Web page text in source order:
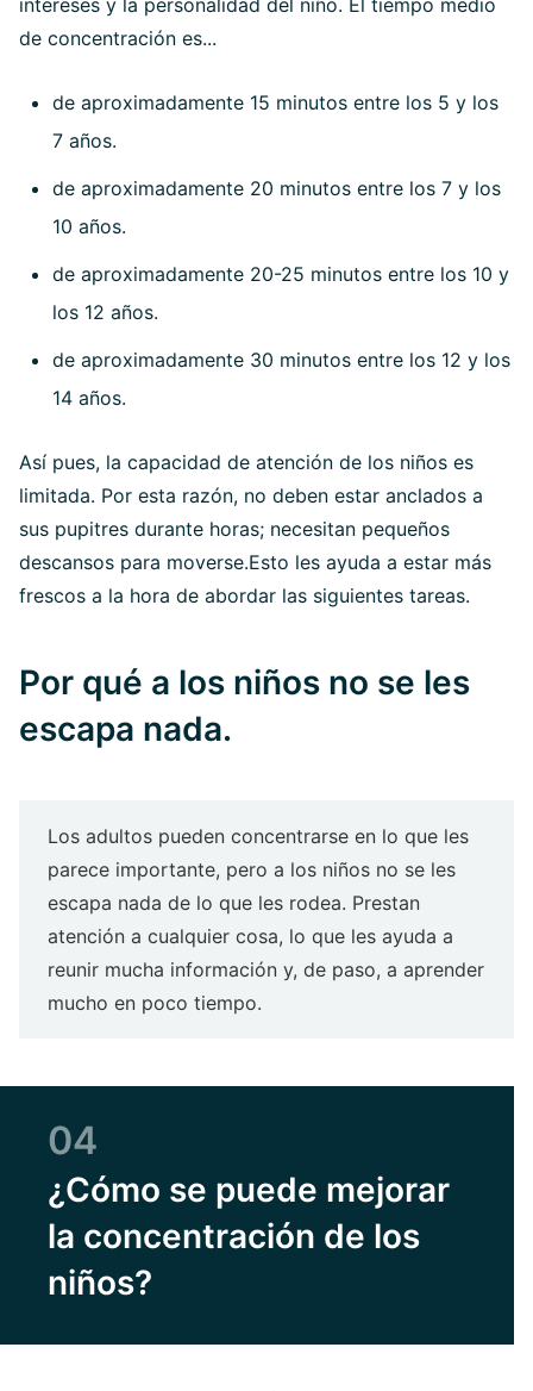
intereses y la personalidad del niño. El tiempo medio
de concentración es...
de aproximadamente 15 minutos entre los 5 y los
7 años.
de aproximadamente 20 minutos entre los 7 y los
10 años.
de aproximadamente 20-25 minutos entre los 10 y
los 12 años.
de aproximadamente 30 minutos entre los 12 y los
14 años.
Así pues, la capacidad de atención de los niños es
limitada. Por esta razón, no deben estar anclados a
sus pupitres durante horas; necesitan pequeños
descansos para moverse.Esto les ayuda a estar más
frescos a la hora de abordar las siguientes tareas.
Por qué a los niños no se les
escapa nada.
Los adultos pueden concentrarse en lo que les
parece importante, pero a los niños no se les
escapa nada de lo que les rodea. Prestan
atención a cualquier cosa, lo que les ayuda a
reunir mucha información y, de paso, a aprender
mucho en poco tiempo.
04
¿Cómo se puede mejorar
la concentración de los
niños?